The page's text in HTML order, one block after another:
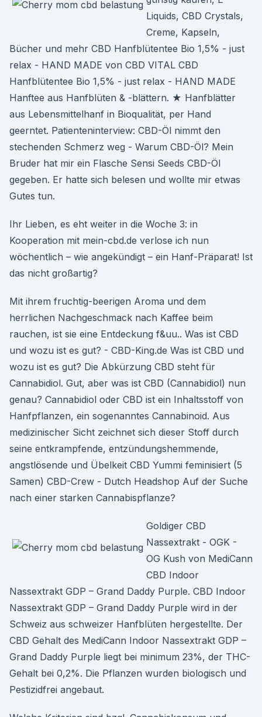
Liquids, CBD Crystals,
Creme, Kapseln,
Bücher und mehr CBD Hanfblütentee Bio 1,5% - just
relax - HAND MADE von CBD VITAL CBD
Hanfblütentee Bio 1,5% - just relax - HAND MADE
Hanftee aus Hanfblüten & -blättern. ★ Hanfblätter
aus Lebensmittelhanf in Bioqualität, per Hand
geerntet. Patienteninterview: CBD-Öl nimmt den
stechenden Schmerz weg - Warum CBD-Öl? Mein
Bruder hat mir ein Flasche Sensi Seeds CBD-Öl
gegeben. Er hatte sich belesen und wollte mir etwas
Gutes tun.
Ihr Lieben, es eht weiter in die Woche 3: in
Kooperation mit mein-cbd.de verlose ich nun
wöchentlich – wie angekündigt – ein Hanf-Präparat! Ist
das nicht großartig?
Mit ihrem fruchtig-beerigen Aroma und dem
herrlichen Nachgeschmack nach Kaffee beim
rauchen, ist sie eine Entdeckung f&uu.. Was ist CBD
und wozu ist es gut? - CBD-King.de Was ist CBD und
wozu ist es gut? Die Abkürzung CBD steht für
Cannabidiol. Gut, aber was ist CBD (Cannabidiol) nun
genau? Cannabidiol oder CBD ist ein Inhaltsstoff von
Hanfpflanzen, ein sogenanntes Cannabinoid. Aus
medizinischer Sicht zeichnet sich dieser Stoff durch
seine entkrampfende, entzündungshemmende,
angstlösende und Übelkeit CBD Yummi feminisiert (5
Samen) CBD-Crew - Dutch Headshop Auf der Suche
nach einer starken Cannabispflanze?
Goldiger CBD
Nassextrakt - OGK -
OG Kush von MediCann
CBD Indoor
Nassextrakt GDP – Grand Daddy Purple. CBD Indoor
Nassextrakt GDP – Grand Daddy Purple wird in der
Schweiz aus schweizer Hanfblüten hergestellte. Der
CBD Gehalt des MediCann Indoor Nassextrakt GDP –
Grand Daddy Purple liegt bei minimum 23%, der THC-
Gehalt bei 0,2%. Die Pflanzen wurden biologisch und
Pestizidfrei angebaut.